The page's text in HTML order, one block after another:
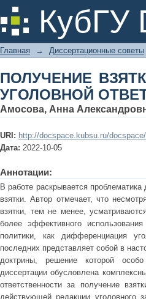
КубГУ
ПОЛУЧЕНИЕ
Главная → Диссертационные советы
ПОЛУЧЕНИЕ
УГОЛОВНОЙ
Амосова, Анна
URI: http://docspace.kubsu.ru/
Дата: 2022-10-05
Аннотации:
В работе раскрывается
взятки. Автор отмечает, что
взятки, тем не менее,
более эффективного
политики, как дифференциация
последних представляет собой в
доктрины, решение которой
диссертации обусловлена
ответственности за получение
действующей редакции